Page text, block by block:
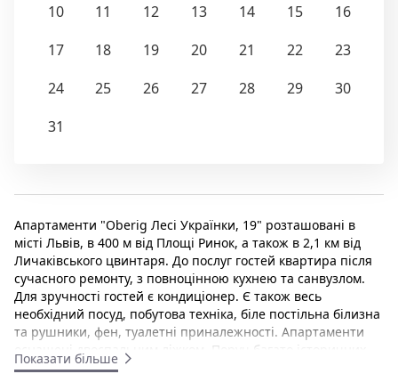
10
11 12 13 14 15
16
17
18 19 20 21 22
23
24
25 26 27 28 29
30
31
Апартаменти "Oberig Лесі Українки, 19" розташовані в
місті Львів, в 400 м від Площі Ринок, а також в 2,1 км від
Личаківського цвинтаря. До послуг гостей квартира після
сучасного ремонту, з повноцінною кухнею та санвузлом.
Для зручності гостей є кондиціонер. Є також весь
необхідний посуд, побутова техніка, біле постільна білизна
та рушники, фен, туалетні приналежності. Апартаменти
оснащені двоспальним ліжком. Поруч багато історичних
місць і кафе. У самому будинку є тематичний ресторан
Показати більше